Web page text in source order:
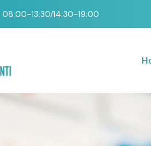
08:00-13:30/14:30-19:00